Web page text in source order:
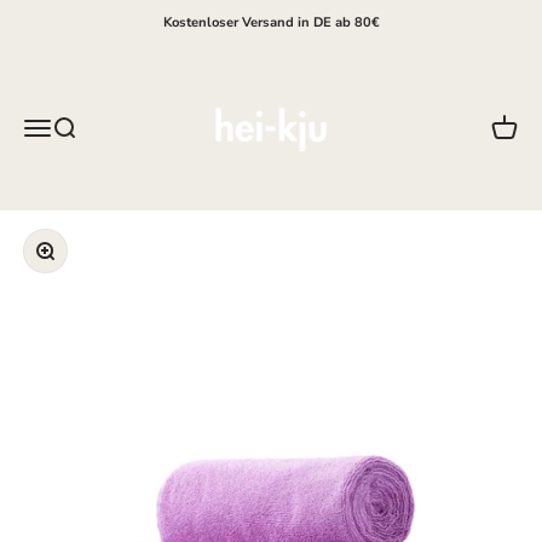
Kostenloser Versand in DE ab 80€
MenüSuche
Bild vergrößern